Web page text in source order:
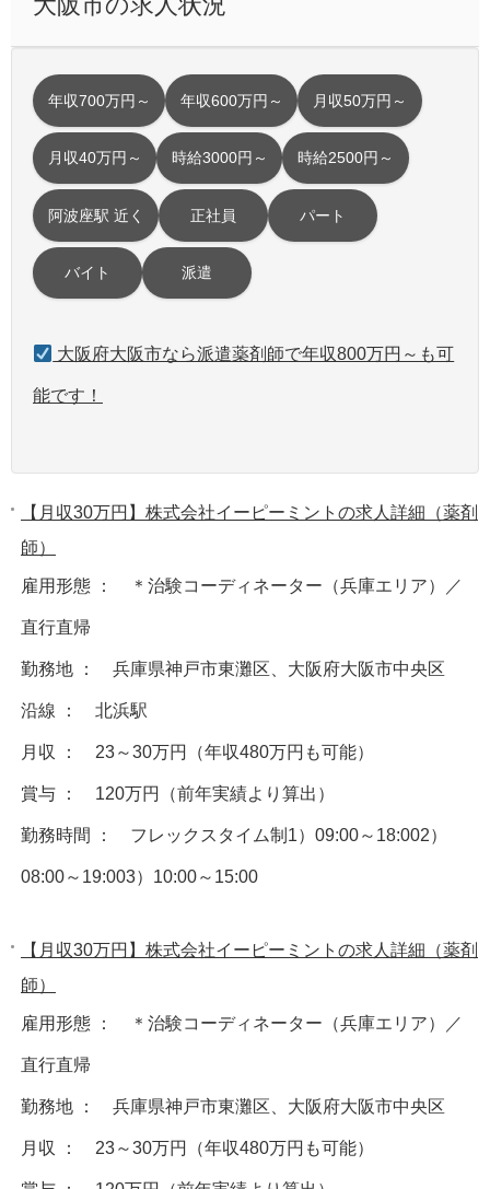
年収700万円～ 年収600万円～ 月収50万円～
月収40万円～ 時給3000円～ 時給2500円～
阿波座駅 近く 正社員 パート
バイト 派遣
大阪府大阪市なら派遣薬剤師で年収800万円～も可
能です！
【月収30万円】株式会社イーピーミントの求人詳細（薬剤
師）
雇用形態 ： ＊治験コーディネーター（兵庫エリア）／
直行直帰
勤務地 ： 兵庫県神戸市東灘区、大阪府大阪市中央区
沿線 ： 北浜駅
月収 ： 23～30万円（年収480万円も可能）
賞与 ： 120万円（前年実績より算出）
勤務時間 ： フレックスタイム制1）09:00～18:002）
08:00～19:003）10:00～15:00
【月収30万円】株式会社イーピーミントの求人詳細（薬剤
師）
雇用形態 ： ＊治験コーディネーター（兵庫エリア）／
直行直帰
勤務地 ： 兵庫県神戸市東灘区、大阪府大阪市中央区
月収 ： 23～30万円（年収480万円も可能）